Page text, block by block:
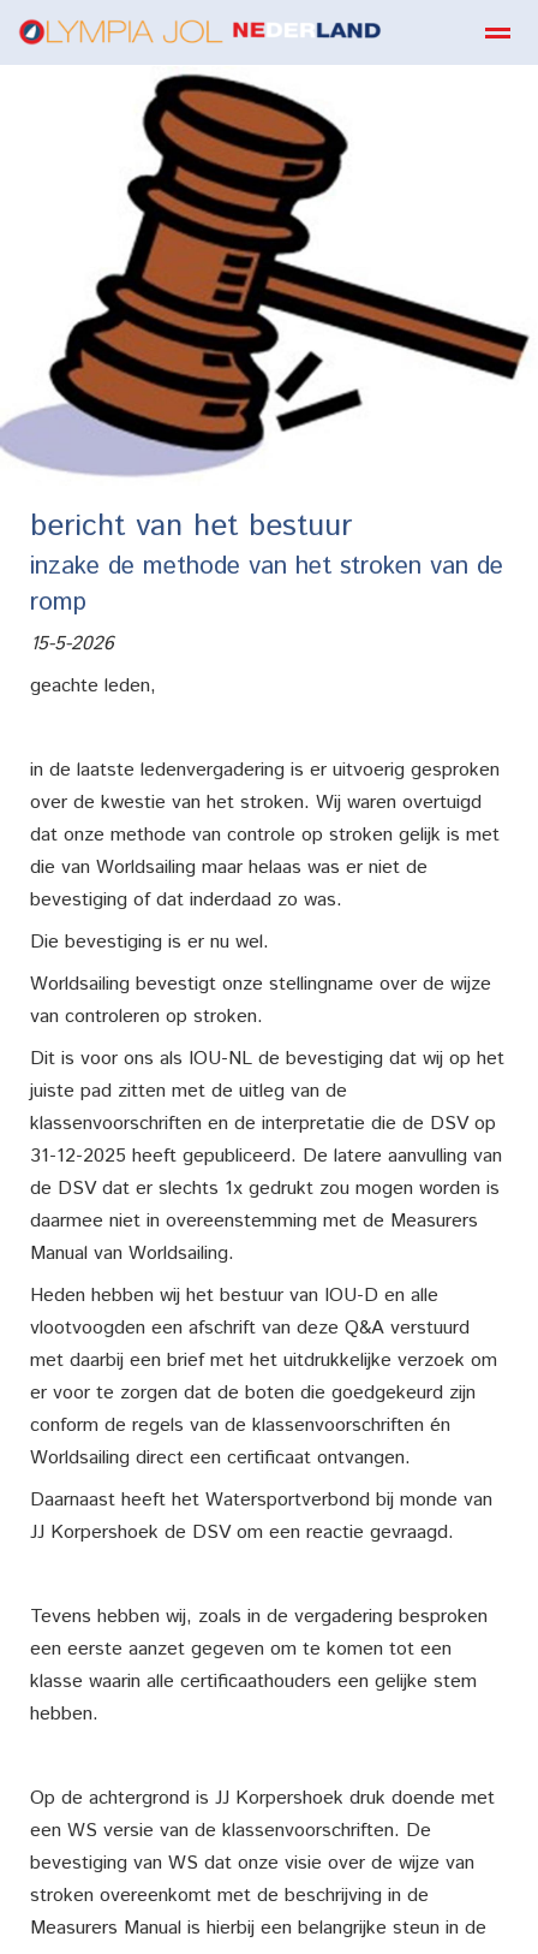
Zoeken E-mail
bericht van het bestuur
inzake de methode van het stroken van de
romp
15-5-2026
geachte leden,
in de laatste ledenvergadering is er uitvoerig gesproken
over de kwestie van het stroken. Wij waren overtuigd
dat onze methode van controle op stroken gelijk is met
die van Worldsailing maar helaas was er niet de
bevestiging of dat inderdaad zo was.
Die bevestiging is er nu wel.
Worldsailing bevestigt onze stellingname over de wijze
van controleren op stroken.
Dit is voor ons als IOU-NL de bevestiging dat wij op het
juiste pad zitten met de uitleg van de
klassenvoorschriften en de interpretatie die de DSV op
31-12-2025 heeft gepubliceerd. De latere aanvulling van
de DSV dat er slechts 1x gedrukt zou mogen worden is
daarmee niet in overeenstemming met de Measurers
Manual van Worldsailing.
Heden hebben wij het bestuur van IOU-D en alle
vlootvoogden een afschrift van deze Q&A verstuurd
met daarbij een brief met het uitdrukkelijke verzoek om
er voor te zorgen dat de boten die goedgekeurd zijn
conform de regels van de klassenvoorschriften én
Worldsailing direct een certificaat ontvangen.
Daarnaast heeft het Watersportverbond bij monde van
JJ Korpershoek de DSV om een reactie gevraagd.
Tevens hebben wij, zoals in de vergadering besproken
een eerste aanzet gegeven om te komen tot een
klasse waarin alle certificaathouders een gelijke stem
hebben.
Op de achtergrond is JJ Korpershoek druk doende met
een WS versie van de klassenvoorschriften. De
bevestiging van WS dat onze visie over de wijze van
stroken overeenkomt met de beschrijving in de
Measurers Manual is hierbij een belangrijke steun in de